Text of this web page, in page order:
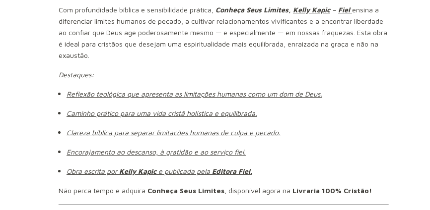
Com profundidade bíblica e sensibilidade prática, Conheça Seus Limites, Kelly Kapic– Fiel ensina a
diferenciar limites humanos de pecado, a cultivar relacionamentos vivificantes e a encontrar liberdade
ao confiar que Deus age poderosamente mesmo — e especialmente — em nossas fraquezas. Esta obra
é ideal para cristãos que desejam uma espiritualidade mais equilibrada, enraizada na graça e não na
exaustão.
Destaques:
Reflexão teológica que apresenta as limitações humanas como um dom de Deus.
Caminho prático para uma vida cristã holística e equilibrada.
Clareza bíblica para separar limitações humanas de culpa e pecado.
Encorajamento ao descanso, à gratidão e ao serviço fiel.
Obra escrita por Kelly Kapice publicada pela Editora Fiel.
Não perca tempo e adquira Conheça Seus Limites , disponível agora na Livraria 100% Cristão!